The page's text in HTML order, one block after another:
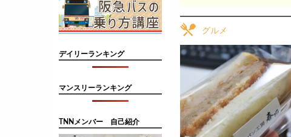
グルメ
デイリーランキング
マンスリーランキング
TNNメンバー 自己紹介